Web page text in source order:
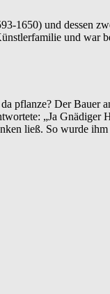
1650) und dessen
und war
pflanze? Der Bauer
„Ja Gnädiger
ließ. So wurde